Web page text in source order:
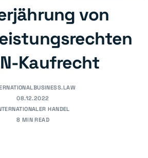
von
Kaufrecht
08.12.2022
HANDEL
8 MIN READ